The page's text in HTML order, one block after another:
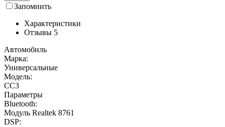
Запомнить
Характеристики
Отзывы 5
Автомобиль
Марка:
Универсальные
Модель:
CC3
Параметры
Bluetooth:
Модуль Realtek 8761
DSP: